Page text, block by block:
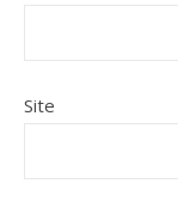
Site